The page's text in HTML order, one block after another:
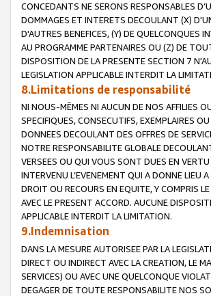
CONCEDANTS NE SERONS RESPONSABLES
DOMMAGES ET INTERETS DECOULANT (X)
D'AUTRES BENEFICES, (Y) DE QUELCONQUES
AU PROGRAMME PARTENAIRES OU (Z) DE
DISPOSITION DE LA PRESENTE SECTION 7
LEGISLATION APPLICABLE INTERDIT LA
8.Limitations de responsabilité
NI NOUS-MÊMES NI AUCUN DE NOS AFFILIES
SPECIFIQUES, CONSECUTIFS, EXEMPLAIRES
DONNEES DECOULANT DES OFFRES DE
NOTRE RESPONSABILITE GLOBALE
VERSEES OU QUI VOUS SONT DUES EN
INTERVENU L’EVENEMENT QUI A DONNE LIEU
DROIT OU RECOURS EN EQUITE, Y COMPRIS
AVEC LE PRESENT ACCORD. AUCUNE
APPLICABLE INTERDIT LA LIMITATION.
9.Indemnisation
DANS LA MESURE AUTORISEE PAR LA
DIRECT OU INDIRECT AVEC LA CREATION, LE
SERVICES) OU AVEC UNE QUELCONQUE
DEGAGER DE TOUTE RESPONSABILITE NOS